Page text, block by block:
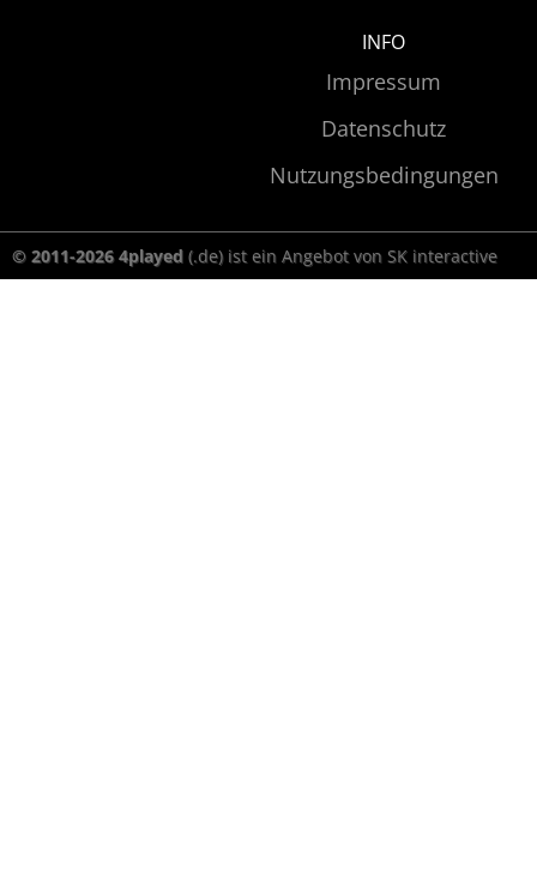
INFO
Impressum
Datenschutz
Nutzungsbedingungen
© 2011-2026 4played (.de) ist ein Angebot von SK interactive